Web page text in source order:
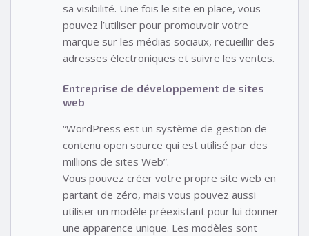
sa visibilité. Une fois le site en place, vous
pouvez l’utiliser pour promouvoir votre
marque sur les médias sociaux, recueillir des
adresses électroniques et suivre les ventes.
Entreprise de développement de sites
web
“WordPress est un système de gestion de
contenu open source qui est utilisé par des
millions de sites Web”.
Vous pouvez créer votre propre site web en
partant de zéro, mais vous pouvez aussi
utiliser un modèle préexistant pour lui donner
une apparence unique. Les modèles sont